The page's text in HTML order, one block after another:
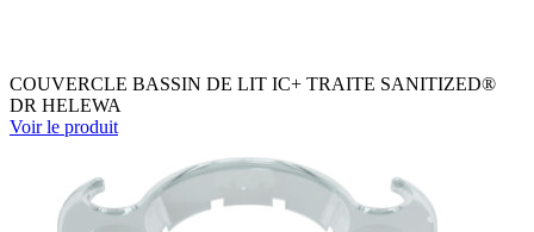
COUVERCLE BASSIN DE LIT IC+ TRAITE SANITIZED®
DR HELEWA
Voir le produit